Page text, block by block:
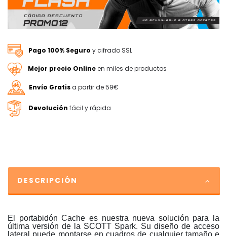
Pago 100% Seguro y cifrado SSL
Mejor precio Onlineen miles de productos
Envío Gratisa partir de 59€
Devolución fácil y rápida
DESCRIPCIÓN
El portabidón Cache es nuestra nueva solución para la
última versión de la SCOTT Spark. Su diseño de acceso
lateral puede montarse en cuadros de cualquier tamaño e